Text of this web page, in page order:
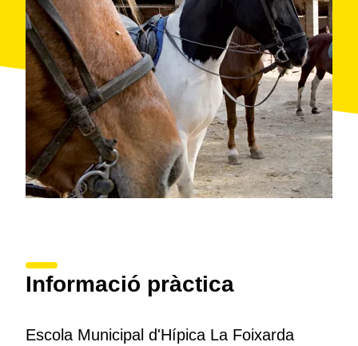
Informació pràctica
Escola Municipal d'Hípica La Foixarda